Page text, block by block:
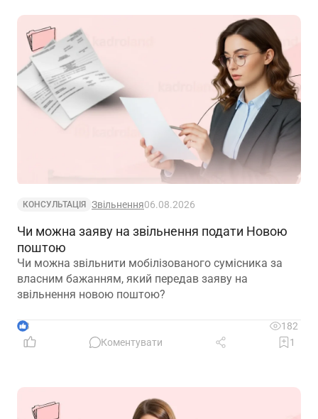
КОНСУЛЬТАЦІЯ Звільнення06.08.2026
Чи можна заяву на звільнення подати Новою
поштою
Чи можна звільнити мобілізованого сумісника за
власним бажанням, який передав заяву на
звільнення новою поштою?
3
182
Коментувати
1